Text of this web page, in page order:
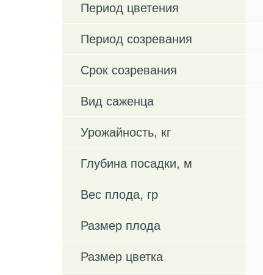
Период цветения
Период созревания
Срок созревания
Вид саженца
Урожайность, кг
Глубина посадки, м
Вес плода, гр
Размер плода
Размер цветка